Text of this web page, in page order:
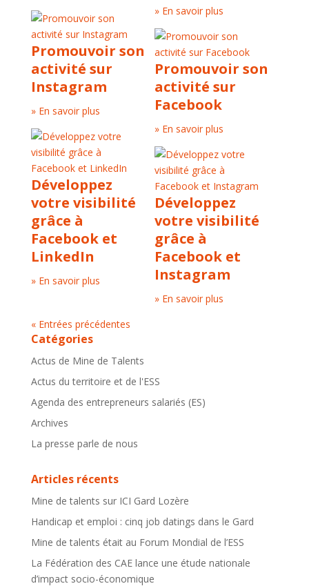
» En savoir plus
Promouvoir son
activité sur
Instagram
» En savoir plus
Promouvoir son
activité sur
Facebook
» En savoir plus
Développez
votre visibilité
grâce à
Facebook et
LinkedIn
» En savoir plus
Développez
votre visibilité
grâce à
Facebook et
Instagram
» En savoir plus
« Entrées précédentes
Catégories
Actus de Mine de Talents
Actus du territoire et de l'ESS
Agenda des entrepreneurs salariés (ES)
Archives
La presse parle de nous
Articles récents
Mine de talents sur ICI Gard Lozère
Handicap et emploi : cinq job datings dans le Gard
Mine de talents était au Forum Mondial de l’ESS
La Fédération des CAE lance une étude nationale
d’impact socio-économique